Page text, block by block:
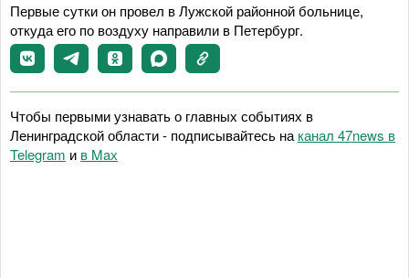
Первые сутки он провел в Лужской районной больнице,
откуда его по воздуху направили в Петербург.
Чтобы первыми узнавать о главных событиях в
Ленинградской области - подписывайтесь на канал 47news в
Telegram и в Maх